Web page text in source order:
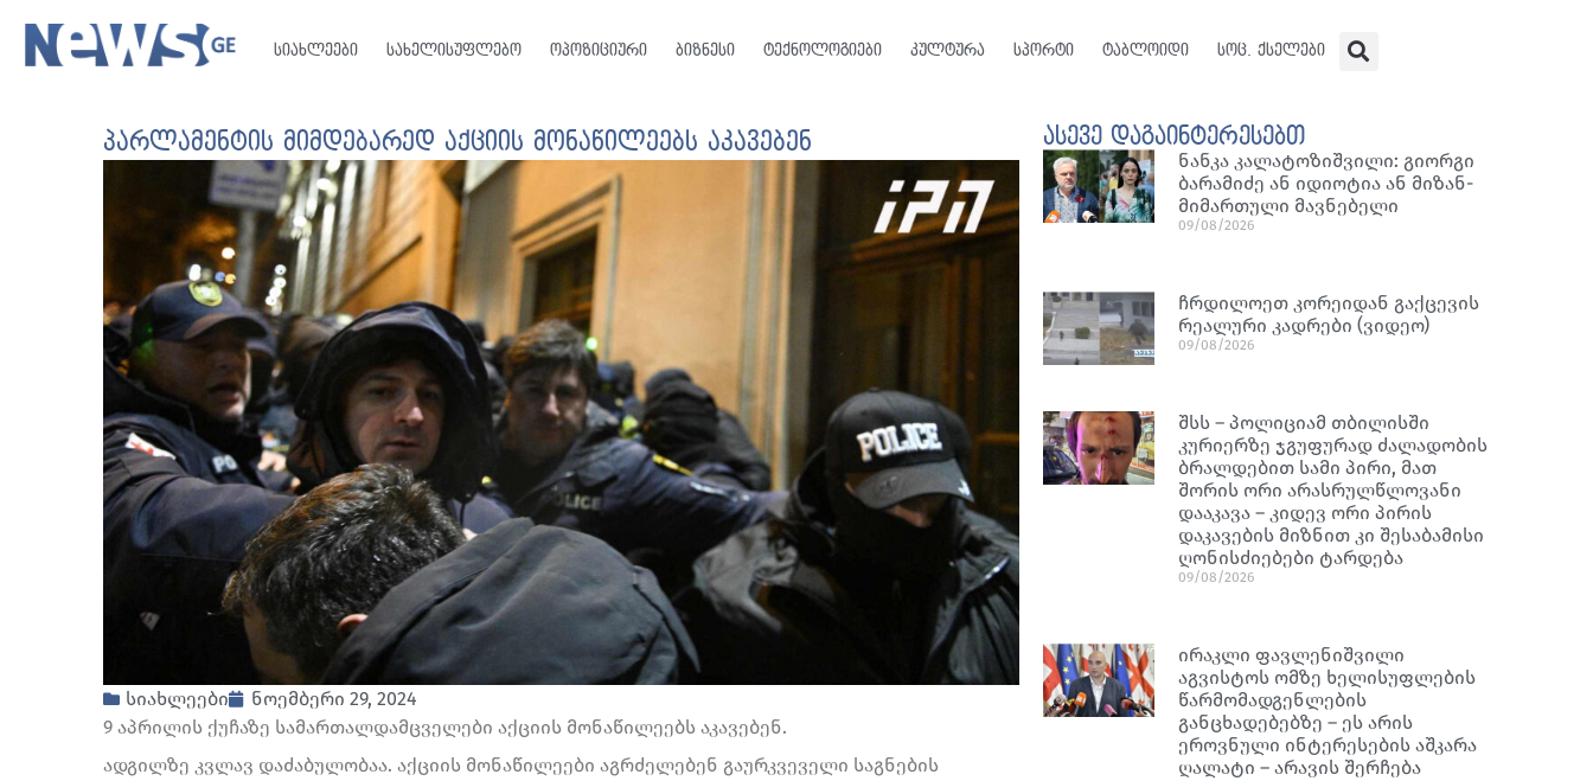
სიახლეები სახელისუფლებო ოპოზიციური ბიზნესი ტექნოლოგიები კულტურა სპორტი ტაბლოიდი სოც. ქსელები
პარლამენტის მიმდებარედ აქციის მონაწილეებს აკავებენ
სიახლეები
ნოემბერი 29, 2024
9 აპრილის ქუჩაზე სამართალდამცველები აქციის მონაწილეებს აკავებენ.
ადგილზე კვლავ დაძაბულობაა. აქციის მონაწილეები აგრძელებენ გაურკვეველი საგნების
ასევე დაგაინტერესებთ
ნან­კა კა­ლა­ტო­ზიშ­ვი­ლი: გი­ორ­გი
ბა­რა­მი­ძე ან იდი­ო­ტია ან მი­ზან­
მი­მარ­თუ­ლი მავ­ნე­ბე­ლი
09/08/2026
ჩრდილოეთ კორეიდან გაქცევის
რეალური კადრები (ვიდეო)
09/08/2026
შსს – პოლიციამ თბილისში
კურიერზე ჯგუფურად ძალადობის
ბრალდებით სამი პირი, მათ
შორის ორი არასრულწლოვანი
დააკავა – კიდევ ორი პირის
დაკავების მიზნით კი შესაბამისი
ღონისძიებები ტარდება
09/08/2026
ირაკლი ფავლენიშვილი
აგვისტოს ომზე ხელისუფლების
წარმომადგენლების
განცხადებებზე – ეს არის
ეროვნული ინტერესების აშკარა
ღალატი – არავის შერჩება